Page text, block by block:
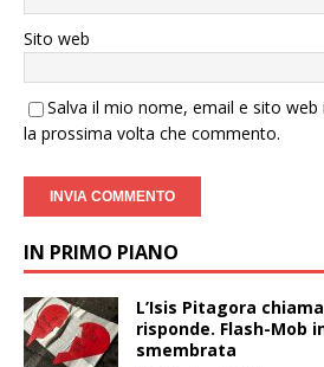
Sito web
Salva il mio nome, email e sito
la prossima volta che commento.
IN PRIMO PIANO
L’Isis Pitagora
risponde. Flash-Mob
smembrata